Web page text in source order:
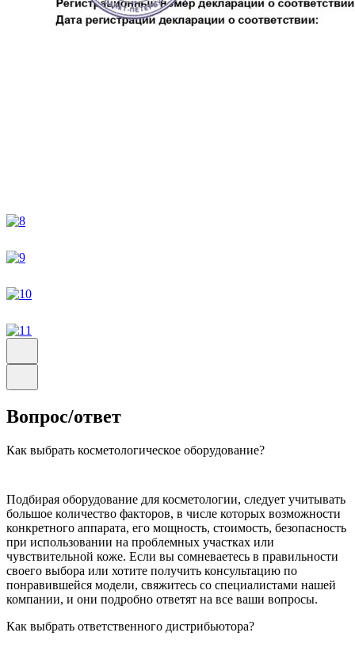
Вопрос/ответ
Как выбрать косметологическое оборудование?
Подбирая оборудование для косметологии, следует учитывать
большое количество факторов, в числе которых возможности
конкретного аппарата, его мощность, стоимость, безопасность
при использовании на проблемных участках или
чувствительной коже. Если вы сомневаетесь в правильности
своего выбора или хотите получить консультацию по
понравившейся модели, свяжитесь со специалистами нашей
компании, и они подробно ответят на все ваши вопросы.
Как выбрать ответственного дистрибьютора?